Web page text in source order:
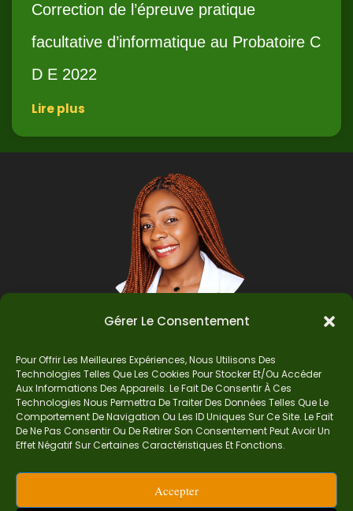
Gérer Le Consentement
Pour Offrir Les Meilleures Expériences, Nous Utilisons Des
Technologies Telles Que Les Cookies Pour Stocker Et/ou Accéder
Aux Informations Des Appareils. Le Fait De Consentir À Ces
Technologies Nous Permettra De Traiter Des Données Telles Que Le
Comportement De Navigation Ou Les ID Uniques Sur Ce Site. Le Fait
De Ne Pas Consentir Ou De Retirer Son Consentement Peut Avoir Un
Effet Négatif Sur Certaines Caractéristiques Et Fonctions.
Accepter
Correction de l’épreuve pratique
facultative d’informatique au Probatoire C
D E 2022
Lire plus
Auteur
Je suis Madame Mba, une enseignante certifiée
de mathématiques. Sur Ndolomath, je partage
aimer et réussir en maths pas à pas.